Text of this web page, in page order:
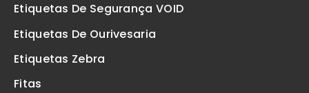
Etiquetas De Segurança VOID
Etiquetas De Ourivesaria
Etiquetas Zebra
Fitas